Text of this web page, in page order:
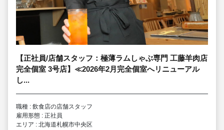
【正社員/店舗スタッフ：極薄ラムしゃぶ専門 工藤羊肉店
完全個室 3号店】≪2026年2月完全個室へリニューアル
し...
職種 : 飲食店の店舗スタッフ
雇用形態 : 正社員
エリア : 北海道札幌市中央区